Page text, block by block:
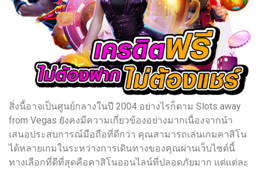
สิ่งนี้อาจเป็นศูนย์กลางในปี 2004 อย่างไรก็ตาม Slots away
from Vegas ยังคงมีความเกี่ยวข้องอย่างมากเนื่องจากนำ
เสนอประสบการณ์มือถือที่ดีกว่า คุณสามารถเล่นเกมคาสิโน
ได้หลายเกมในระหว่างการเดินทางของคุณผ่านเว็บไซต์นี้
ทางเลือกที่ดีที่สุดคือคาสิโนออนไลน์ที่ปลอดภัยมาก แต่แต่ละ